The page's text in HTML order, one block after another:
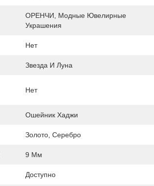
ОРЕНЧИ, Модные Ювелирные
Украшения
Нет
Звезда И Луна
Нет
Ошейник Хаджи
Золото, Серебро
9 Мм
Доступно